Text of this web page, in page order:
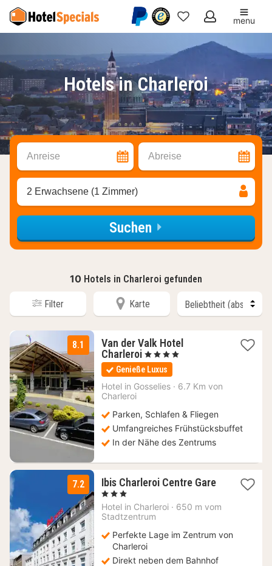
Meine
Favoriten
menu
Hotels in Charleroi
Anreise Abreise
2 Erwachsene (1 Zimmer)
Suchen
10 Hotels in Charleroi gefunden
Filter Karte
8.1
Van der Valk Hotel
Charleroi 1
Nacht
ab
98
, 4 Sterne
Genieße Luxus
Hotel in Gosselies · 6.7 Km von
Charleroi
Parken, Schlafen & Fliegen
Umfangreiches Frühstücksbuffet
In der Nähe des Zentrums
7.2 Ibis Charleroi Centre Gare1
ab
, 3 Sterne
Hotel in Charleroi · 650 m vom
Stadtzentrum
Perfekte Lage im Zentrum von
Charleroi
Direkt neben dem Bahnhof